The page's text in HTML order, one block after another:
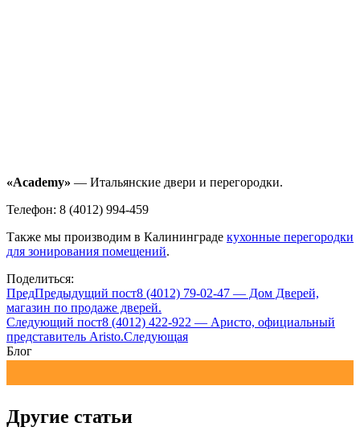
«Academy» — Итальянские двери и перегородки.
Телефон: 8 (4012) 994-459
Также мы производим в Калининграде кухонные перегородки
для зонирования помещений.
Поделиться:
ПредПредыдущий пост8 (4012) 79-02-47 — Дом Дверей,
магазин по продаже дверей.
Следующий пост8 (4012) 422-922 — Аристо, официальный
представитель Aristo.Следующая
Блог
Другие статьи